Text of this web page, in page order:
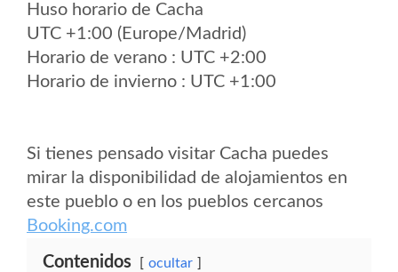
Huso horario de Cacha
UTC +1:00 (Europe/Madrid)
Horario de verano : UTC +2:00
Horario de invierno : UTC +1:00
Si tienes pensado visitar Cacha puedes
mirar la disponibilidad de alojamientos en
este pueblo o en los pueblos cercanos
Booking.com
Contenidos ocultar